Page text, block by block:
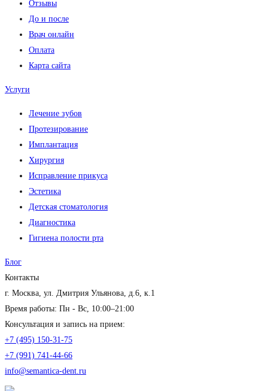
Отзывы
До и после
Врач онлайн
Оплата
Карта сайта
Услуги
Лечение зубов
Протезирование
Имплантация
Хирургия
Исправление прикуса
Эстетика
Детская стоматология
Диагностика
Гигиена полости рта
Блог
Контакты
г. Москва, ул. Дмитрия Ульянова, д.6, к.1
Время работы: Пн - Вс, 10:00–21:00
Консультация и запись на прием:
+7 (495) 150-31-75
+7 (991) 741-44-66
info@semantica-dent.ru